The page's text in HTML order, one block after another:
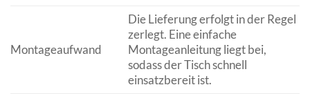
Montageaufwand
Die Lieferung erfolgt in der Regel
zerlegt. Eine einfache
Montageanleitung liegt bei,
sodass der Tisch schnell
einsatzbereit ist.